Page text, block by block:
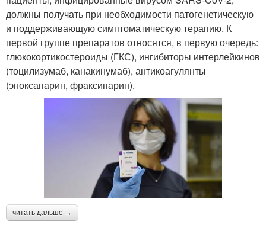
должны получать при необходимости патогенетическую
и поддерживающую симптоматическую терапию. К
первой группе препаратов относятся, в первую очередь:
глюкокортикостероиды (ГКС), ингибиторы интерлейкинов
(тоцилизумаб, канакинумаб), антикоагулянты
(эноксапарин, фраксипарин).
читать дальше →